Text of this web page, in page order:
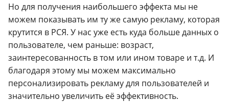
Но для получения наибольшего эффекта мы не
можем показывать им ту же самую рекламу, которая
крутится в РСЯ. У нас уже есть куда больше данных о
пользователе, чем раньше: возраст,
заинтересованность в том или ином товаре и т.д. И
благодаря этому мы можем максимально
персонализировать рекламу для пользователей и
значительно увеличить её эффективность.